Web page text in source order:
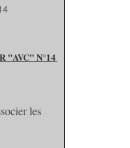
"AVC" N°14
les